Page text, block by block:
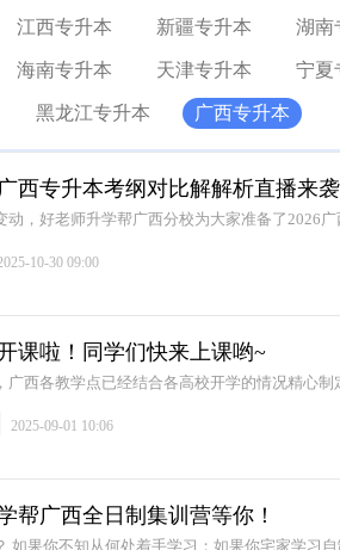
江西专升本 新疆专升本 湖南
海南专升本 天津专升本 宁夏
黑龙江专升本 广西专升本
西专升本考纲对比解解析直播来袭
动，好老师升学帮广西分校为大家准备了2026
10-30 09:00
课啦！同学们快来上课哟~
西各教学点已经结合各高校开学的情况精心制
2025-09-01 10:06
帮广西全日制集训营等你！
如果你不知从何处着手学习；如果你宅家学习